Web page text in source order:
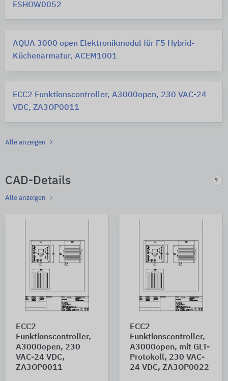
ESHOW0052
AQUA 3000 open Elektronikmodul für F5 Hybrid-
Küchenarmatur, ACEM1001
ECC2 Funktionscontroller, A3000open, 230 VAC-24
VDC, ZA3OP0011
Alle anzeigen
CAD-Details 9
Alle anzeigen
ECC2
Funktionscontroller,
A3000open, 230
VAC-24 VDC,
ZA3OP0011
ECC2
Funktionscontroller,
A3000open, mit GLT-
Protokoll, 230 VAC-
24 VDC, ZA3OP0022